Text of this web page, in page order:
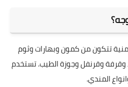
تتكون من كمون وبهارات وثوم
وقرفة وقرنفل وجوزة الطيب. تستخدم
المندي.